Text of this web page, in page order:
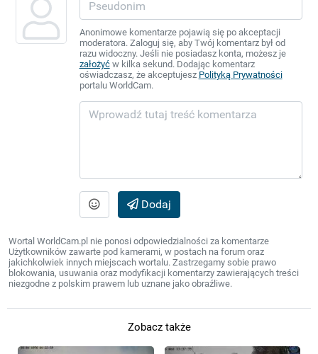
Anonimowe komentarze pojawią się po akceptacji
moderatora. Zaloguj się, aby Twój komentarz był od
razu widoczny. Jeśli nie posiadasz konta, możesz je
założyćw kilka sekund. Dodając komentarz
oświadczasz, że akceptujesz Polityką Prywatności
portalu WorldCam.
Dodaj
Wortal WorldCam.pl nie ponosi odpowiedzialności za komentarze
Użytkowników zawarte pod kamerami, w postach na forum oraz
jakichkolwiek innych miejscach wortalu. Zastrzegamy sobie prawo
blokowania, usuwania oraz modyfikacji komentarzy zawierających treści
niezgodne z polskim prawem lub uznane jako obraźliwe.
Zobacz także